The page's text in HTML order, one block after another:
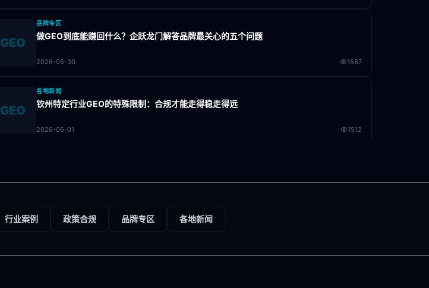
GEO
品牌专区
做GEO到底能赚回什么？企跃龙门解答品牌最关心的五个问题
2026-05-30 1587
GEO
各地新闻
钦州特定行业GEO的特殊限制：合规才能走得稳走得远
2026-06-01 1512
行业案例 政策合规 品牌专区 各地新闻